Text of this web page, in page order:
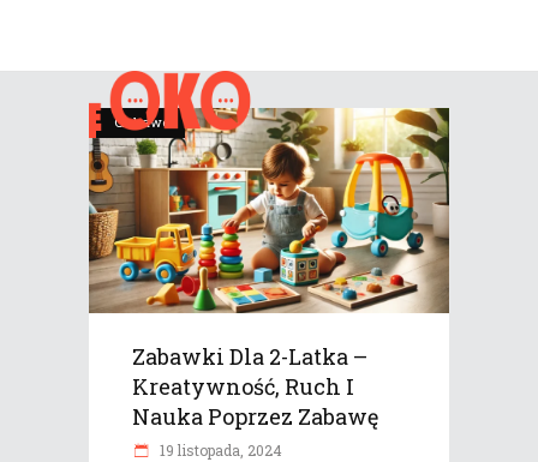
Ciekawe
Zabawki Dla 2-Latka –
Kreatywność, Ruch I
Nauka Poprzez Zabawę
19 listopada, 2024